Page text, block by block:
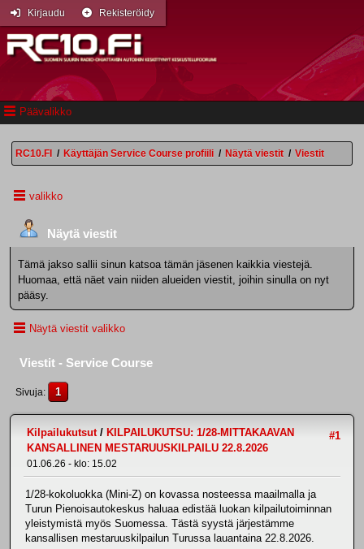
Päävalikko
Kirjaudu Rekisteröidy
RC10.FI / Käyttäjän Service Course profiili / Näytä viestit / Viestit
valikko
Näytä viestit
Tämä jakso sallii sinun katsoa tämän jäsenen kaikkia viestejä.
Huomaa, että näet vain niiden alueiden viestit, joihin sinulla on nyt
pääsy.
Näytä viestit valikko
Viestit - Service Course
Sivuja 1
#1
Kilpailukutsut/ KILPAILUKUTSU: 1/28-MITTAKAAVAN
KANSALLINEN MESTARUUSKILPAILU 22.8.2026
01.06.26 - klo: 15.02
1/28-kokoluokka (Mini-Z) on kovassa nosteessa maailmalla ja
Turun Pienoisautokeskus haluaa edistää luokan kilpailutoiminnan
yleistymistä myös Suomessa. Tästä syystä järjestämme
kansallisen mestaruuskilpailun Turussa lauantaina 22.8.2026.